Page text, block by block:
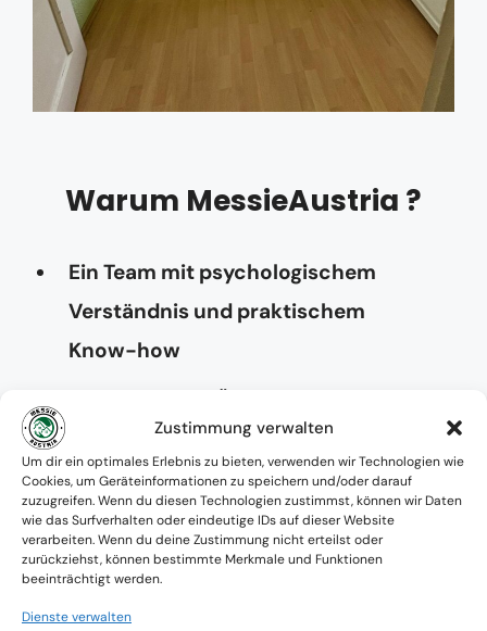
Zustimmung verwalten
Um dir ein optimales Erlebnis zu bieten, verwenden wir Technologien wie
Cookies, um Geräteinformationen zu speichern und/oder darauf
zuzugreifen. Wenn du diesen Technologien zustimmst, können wir Daten
wie das Surfverhalten oder eindeutige IDs auf dieser Website
verarbeiten. Wenn du deine Zustimmung nicht erteilst oder
zurückziehst, können bestimmte Merkmale und Funktionen
beeinträchtigt werden.
Dienste verwalten
Warum MessieAustria ?
Ein Team mit psychologischem
Verständnis und praktischem
Know-how
Absolute Diskretion & keine
Zusammenarbeit mit Ämtern ohne
Einverständnis